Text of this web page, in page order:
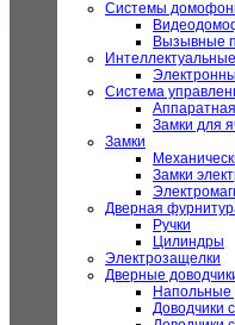
Системы
Вызывные
Система
Замки для
Замки
Замки
Дверная
Ручки
Цилиндры
Электрозащелки
Дверные
Напольные
Доводчики